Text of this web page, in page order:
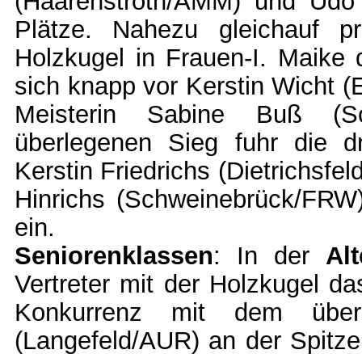
Plätze. Nahezu gleichauf
Holzkugel in Frauen-I. Maike
sich knapp vor Kerstin Wicht
Meisterin Sabine Buß
überlegenen Sieg fuhr die
Kerstin Friedrichs
Hinrichs (Schweinebrück/
ein.
Seniorenklassen: In der
Vertreter mit der Holzkugel
Konkurrenz mit dem
(Langefeld/AUR) an der